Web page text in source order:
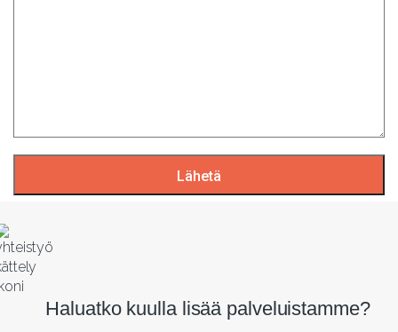
Haluatko kuulla lisää palveluistamme?